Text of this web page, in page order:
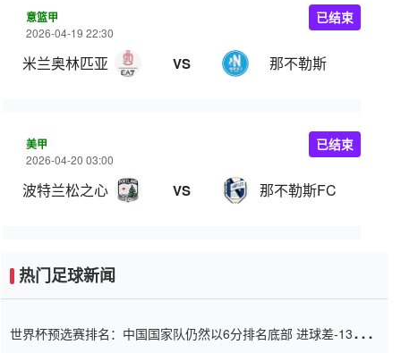
意篮甲
2026-04-19 22:30
米兰奥林匹亚 VS 那不勒斯
已结束
美甲
2026-04-20 03:00
波特兰松之心 VS 那不勒斯FC
已结束
热门足球新闻
世界杯预选赛排名：中国国家队仍然以6分排名底部 进球差-13令人